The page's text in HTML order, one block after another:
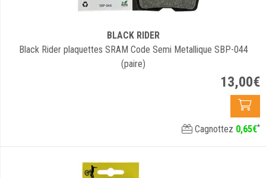
BLACK RIDER
Black Rider plaquettes SRAM Code Semi Metallique SBP-044
(paire)
13,00€
Cagnottez 0,65€*